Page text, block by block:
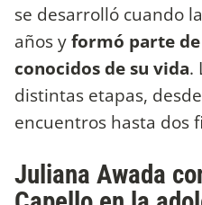
se desarrolló cuando
años yformó parte
conocidos de su vida.
distintas etapas,
encuentros hasta dos
Juliana Awada